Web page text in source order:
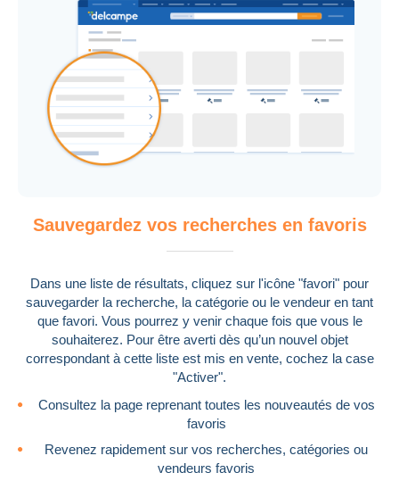
Sauvegardez vos recherches en favoris
Dans une liste de résultats, cliquez sur l'icône "favori" pour
sauvegarder la recherche, la catégorie ou le vendeur en tant
que favori. Vous pourrez y venir chaque fois que vous le
souhaiterez. Pour être averti dès qu’un nouvel objet
correspondant à cette liste est mis en vente, cochez la case
"Activer".
Consultez la page reprenant toutes les nouveautés de vos
favoris
Revenez rapidement sur vos recherches, catégories ou
vendeurs favoris